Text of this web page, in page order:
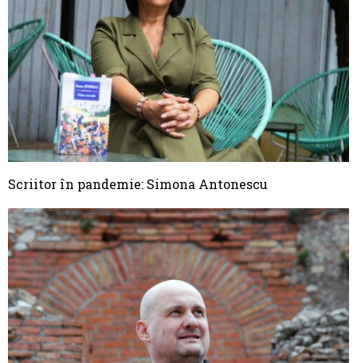
Scriitor în pandemie: Simona Antonescu